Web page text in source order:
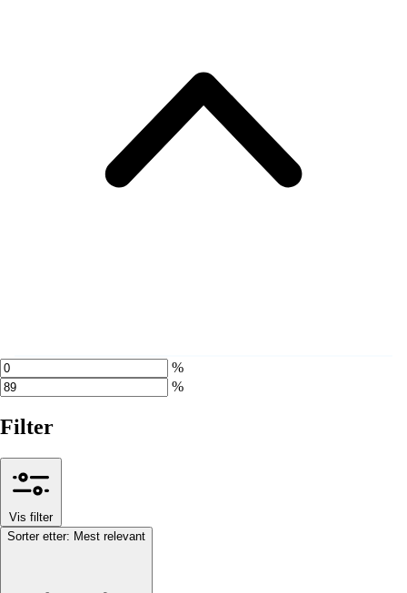
%
%
Filter
Vis filter
Sorter etter: Mest relevant